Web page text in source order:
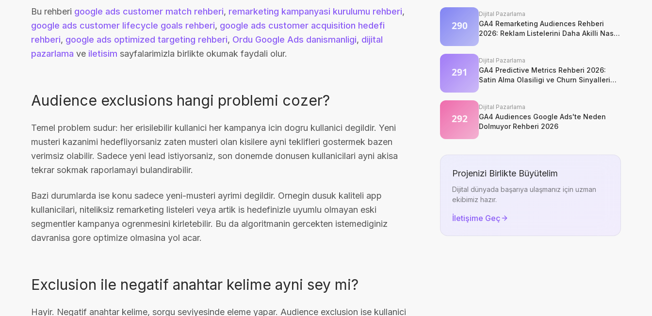
Bu rehberi google ads customer match rehberi, remarketing kampanyasi kurulumu rehberi,
google ads customer lifecycle goals rehberi, google ads customer acquisition hedefi
rehberi, google ads optimized targeting rehberi, Ordu Google Ads danismanligi, dijital
pazarlama ve iletisim sayfalarimizla birlikte okumak faydali olur.
Audience exclusions hangi problemi cozer?
Temel problem sudur: her erisilebilir kullanici her kampanya icin dogru kullanici degildir. Yeni
musteri kazanimi hedefliyorsaniz zaten musteri olan kisilere ayni teklifleri gostermek bazen
verimsiz olabilir. Sadece yeni lead istiyorsaniz, son donemde donusen kullanicilari ayni akisa
tekrar sokmak raporlamayi bulandirabilir.
Bazi durumlarda ise konu sadece yeni-musteri ayrimi degildir. Ornegin dusuk kaliteli app
kullanicilari, niteliksiz remarketing listeleri veya artik is hedefinizle uyumlu olmayan eski
segmentler kampanya ogrenmesini kirletebilir. Bu da algoritmanin gercekten istemediginiz
davranisa gore optimize olmasina yol acar.
Exclusion ile negatif anahtar kelime ayni sey mi?
Hayir. Negatif anahtar kelime, sorgu seviyesinde eleme yapar. Audience exclusion ise kullanici
Dijital Pazarlama
GA4 Remarketing Audiences Rehberi
2026: Reklam Listelerini Daha Akilli Nasil
Kurarsiniz?
Dijital Pazarlama
GA4 Predictive Metrics Rehberi 2026:
Satin Alma Olasiligi ve Churn Sinyalleri
Nasil Okunur?
Dijital Pazarlama
GA4 Audiences Google Ads'te Neden
Dolmuyor Rehberi 2026
Projenizi Birlikte Büyütelim
Dijital dünyada başarıya ulaşmanız için uzman
ekibimiz hazır.
İletişime Geç